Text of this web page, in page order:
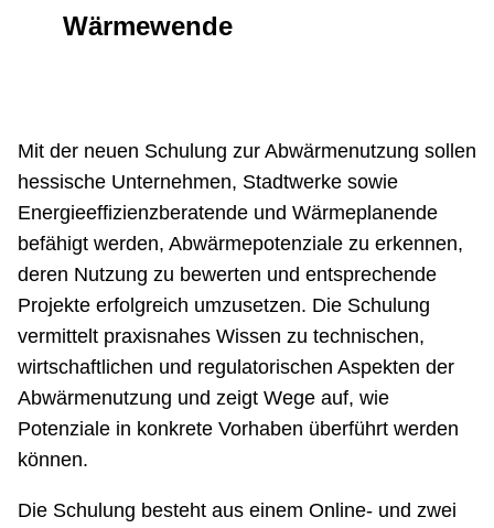
Wärmewende
Mit der neuen Schulung zur Abwärmenutzung sollen
hessische Unternehmen, Stadtwerke sowie
Energieeffizienzberatende und Wärmeplanende
befähigt werden, Abwärmepotenziale zu erkennen,
deren Nutzung zu bewerten und entsprechende
Projekte erfolgreich umzusetzen. Die Schulung
vermittelt praxisnahes Wissen zu technischen,
wirtschaftlichen und regulatorischen Aspekten der
Abwärmenutzung und zeigt Wege auf, wie
Potenziale in konkrete Vorhaben überführt werden
können.
Die Schulung besteht aus einem Online- und zwei